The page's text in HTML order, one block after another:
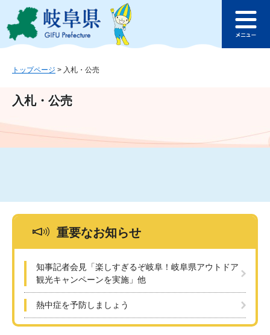
ジ
ュ
文
このページの本文へ
ュ
トップページ > 入札・公売
入札・公売
重要なお知らせ
知事記者会見「楽しすぎるぞ岐阜！岐阜県アウトドア
観光キャンペーンを実施」他
熱中症を予防しましょう